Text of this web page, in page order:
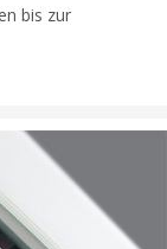
bis zur